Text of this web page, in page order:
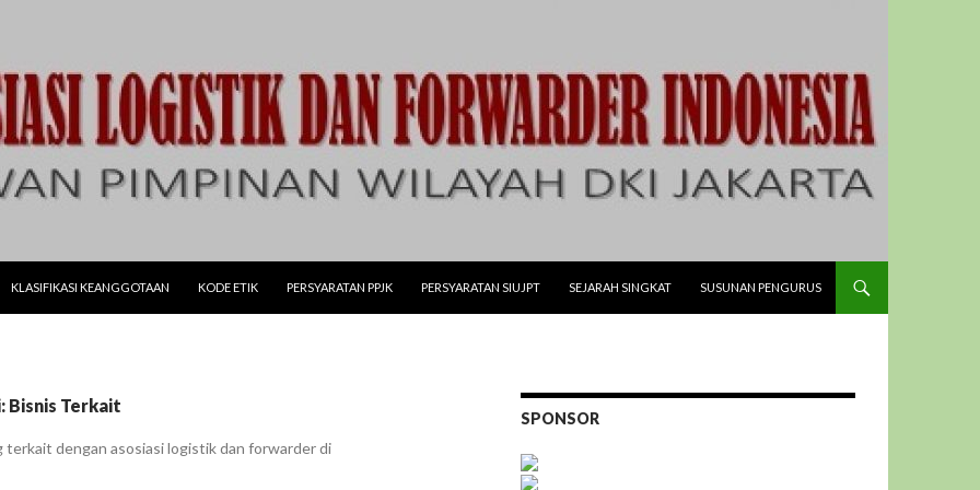
KLASIFIKASI KEANGGOTAAN
KODE ETIK PERSYARATAN PPJK PERSYARATAN SIUJPT SEJARAH SINGKAT SUSUNAN PENGURUS
Bisnis Terkait
terkait dengan asosiasi logistik dan forwarder di
SPONSOR